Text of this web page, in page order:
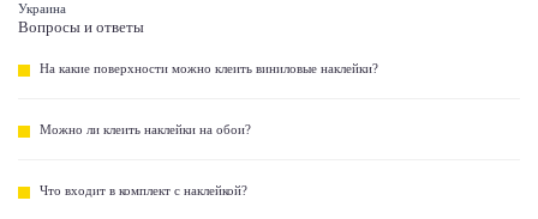
Украина
Вопросы и ответы
На какие поверхности можно клеить виниловые наклейки?
Можно ли клеить наклейки на обои?
Что входит в комплект с наклейкой?